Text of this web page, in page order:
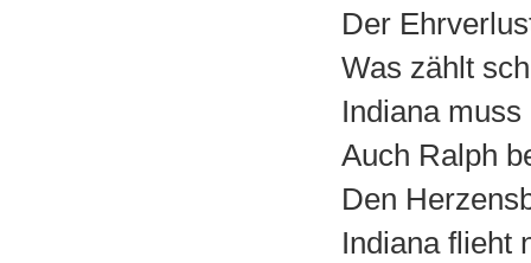
Der
Was zählt
Indiana
Auch Ralph
Den
Indiana flieht